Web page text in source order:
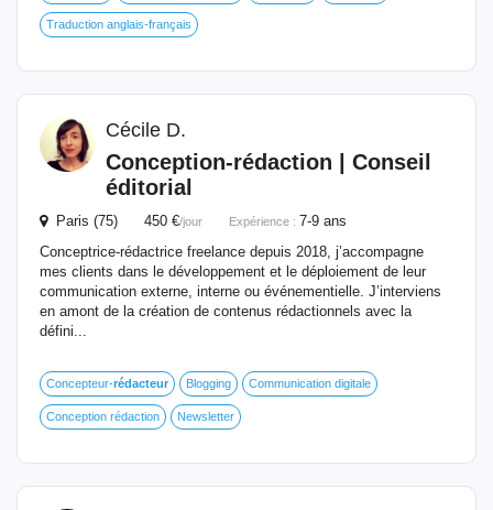
Traduction anglais-français
Cécile D.
Conception-rédaction | Conseil
éditorial
Paris (75) 450 €/jour Expérience : 7-9 ans
Conceptrice-rédactrice freelance depuis 2018, j’accompagne
mes clients dans le développement et le déploiement de leur
communication externe, interne ou événementielle. J’interviens
en amont de la création de contenus rédactionnels avec la
défini...
Concepteur-rédacteur Blogging Communication digitale
Conception rédaction Newsletter